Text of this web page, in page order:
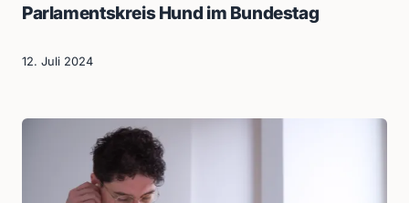
Parlamentskreis Hund im Bundestag
12. Juli 2024